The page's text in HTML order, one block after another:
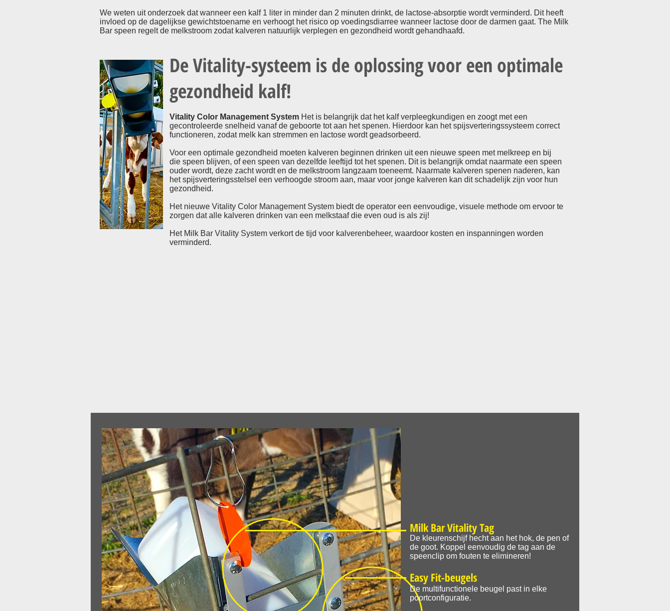
We weten uit onderzoek dat wanneer een kalf 1 liter in minder dan 2 minuten drinkt, de lactose-absorptie wordt verminderd. Dit heeft
invloed op de dagelijkse gewichtstoename en verhoogt het risico op voedingsdiarree wanneer lactose door de darmen gaat. The Milk
Bar speen regelt de melkstroom zodat kalveren natuurlijk verplegen en gezondheid wordt gehandhaafd.
De Vitality-systeem is de oplossing voor een optimale
gezondheid kalf!
Vitality Color Management System Het is belangrijk dat het kalf verpleegkundigen en zoogt met een
gecontroleerde snelheid vanaf de geboorte tot aan het spenen. Hierdoor kan het spijsverteringssysteem correct
functioneren, zodat melk kan stremmen en lactose wordt geadsorbeerd.
Voor een optimale gezondheid moeten kalveren beginnen drinken uit een nieuwe speen met melkreep en bij
die speen blijven, of een speen van dezelfde leeftijd tot het spenen. Dit is belangrijk omdat naarmate een speen
ouder wordt, deze zacht wordt en de melkstroom langzaam toeneemt. Naarmate kalveren spenen naderen, kan
het spijsverteringsstelsel een verhoogde stroom aan, maar voor jonge kalveren kan dit schadelijk zijn voor hun
gezondheid.
Het nieuwe Vitality Color Management System biedt de operator een eenvoudige, visuele methode om ervoor te
zorgen dat alle kalveren drinken van een melkstaaf die even oud is als zij!
Het Milk Bar Vitality System verkort de tijd voor kalverenbeheer, waardoor kosten en inspanningen worden
verminderd.
Milk Bar Vitality Tag
De kleurenschijf hecht aan het hok, de pen of
de goot. Koppel eenvoudig de tag aan de
speenclip om fouten te elimineren!
Easy Fit-beugels
De multifunctionele beugel past in elke
poortconfiguratie.